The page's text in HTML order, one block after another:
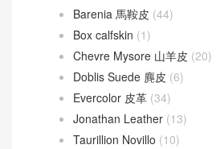
Barenia 馬鞍皮 (44)
Box calfskin (1)
Chevre Mysore 山羊皮 (20)
Doblis Suede 麂皮 (6)
Evercolor 皮革 (34)
Jonathan Leather (13)
Taurillion Novillo (10)